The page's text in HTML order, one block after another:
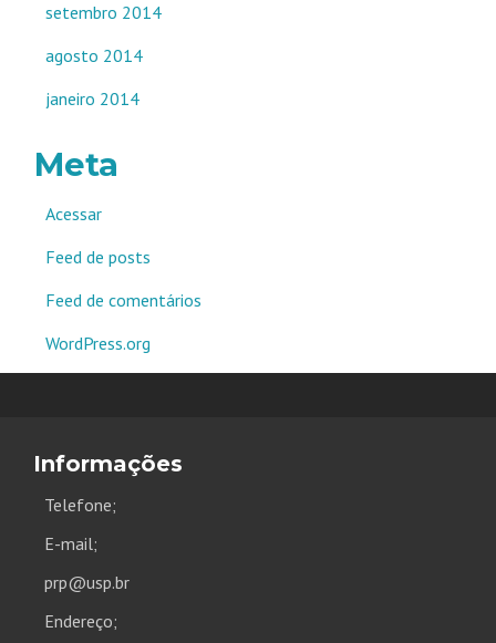
setembro 2014
agosto 2014
janeiro 2014
Meta
Acessar
Feed de posts
Feed de comentários
WordPress.org
Informações
Telefone;
E-mail;
prp@usp.br
Endereço;